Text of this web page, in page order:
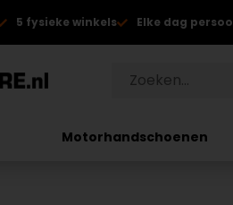
5 fysieke winkels Elke dag
Motorhandschoenen